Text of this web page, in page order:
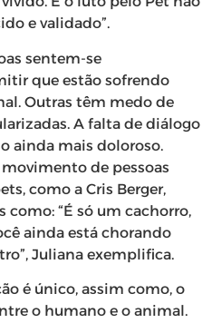
e validado”.
sentem-se
que estão sofrendo
Outras têm medo de
A falta de diálogo
ainda mais doloroso.
de pessoas
como a Cris Berger,
como: “É só um cachorro,
ainda está chorando
Juliana exemplifica.
é único, assim como, o
o humano e o animal.